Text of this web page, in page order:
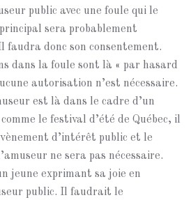
public avec une foule qui le
sera probablement
faudra donc son consentement.
dans la foule sont là « par hasard
autorisation n’est nécessaire.
est là dans le cadre d’un
le festival d’été de Québec, il
d’intérêt public et le
ne sera pas nécessaire.
jeune exprimant sa joie en
public. Il faudrait le